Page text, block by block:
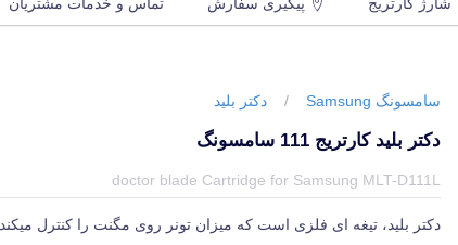
سامسونگ Samsung / دکتر بلید
دکتر بلید کارتریج 111 سامسونگ
doctor blade Cartridge for Samsung MLT-D111L
دکتر بلید، تیغه ای فلزی است که میزان تونر روی مگنت را کنترل میکند